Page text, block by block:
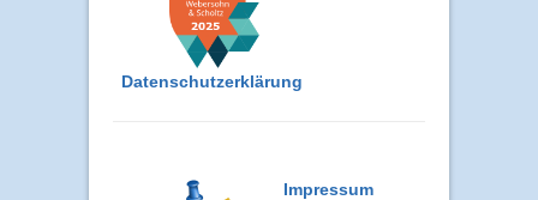
Datenschutzerklärung
Impressum